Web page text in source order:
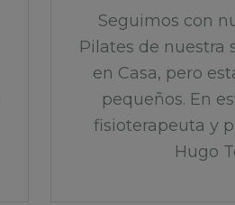
Seguimos con
Pilates de nuestra
en Casa, pero
pequeños. En
fisioterapeuta y
Hugo